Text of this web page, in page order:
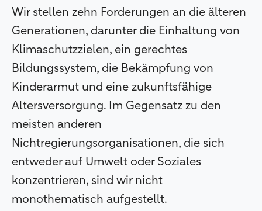
Wir stellen zehn Forderungen an die älteren
Generationen, darunter die Einhaltung von
Klimaschutzzielen, ein gerechtes
Bildungssystem, die Bekämpfung von
Kinderarmut und eine zukunftsfähige
Altersversorgung. Im Gegensatz zu den
meisten anderen
Nichtregierungsorganisationen, die sich
entweder auf Umwelt oder Soziales
konzentrieren, sind wir nicht
monothematisch aufgestellt.